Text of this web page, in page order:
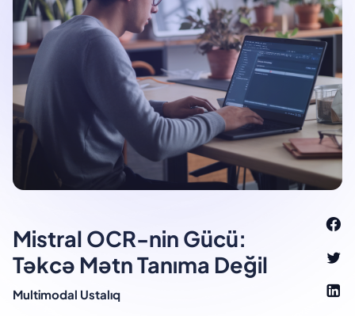
Mistral OCR-nin Gücü:
Təkcə Mətn Tanıma Değil
Multimodal Ustalıq